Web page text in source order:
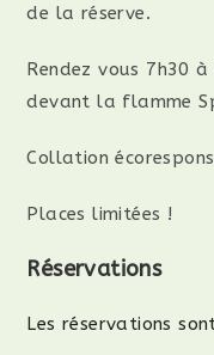
de la réserve.
Rendez vous 7h30 à
devant la flamme
Collation
Places limitées !
Réservations
Les réservations